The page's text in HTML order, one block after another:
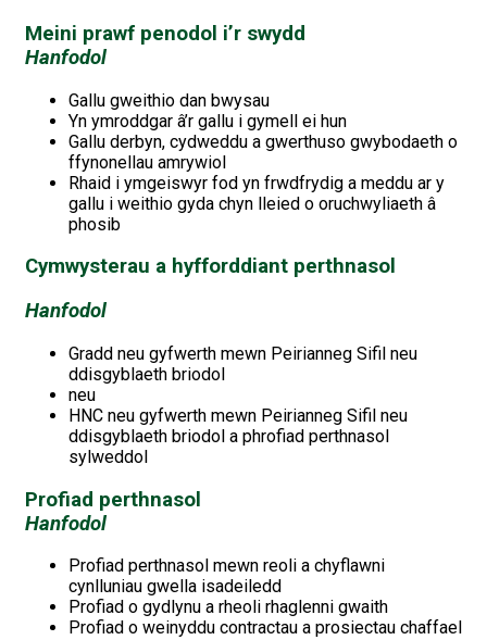
Meini prawf penodol i’r swydd
Hanfodol
Gallu gweithio dan bwysau
Yn ymroddgar â’r gallu i gymell ei hun
Gallu derbyn, cydweddu a gwerthuso gwybodaeth o
ffynonellau amrywiol
Rhaid i ymgeiswyr fod yn frwdfrydig a meddu ar y
gallu i weithio gyda chyn lleied o oruchwyliaeth â
phosib
Cymwysterau a hyfforddiant perthnasol
Hanfodol
Gradd neu gyfwerth mewn Peirianneg Sifil neu
ddisgyblaeth briodol
neu
HNC neu gyfwerth mewn Peirianneg Sifil neu
ddisgyblaeth briodol a phrofiad perthnasol
sylweddol
Profiad perthnasol
Hanfodol
Profiad perthnasol mewn reoli a chyflawni
cynlluniau gwella isadeiledd
Profiad o gydlynu a rheoli rhaglenni gwaith
Profiad o weinyddu contractau a prosiectau chaffael